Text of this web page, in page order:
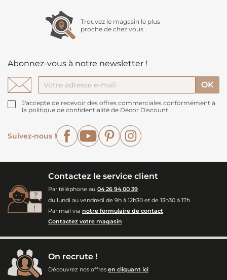
Trouvez le magasin le plus
proche de chez vous
Abonnez-vous à notre newsletter !
J'accepte de recevoir des offres commerciales conformément à
la politique de confidentialité de Décor Discount
Suivez-nous !
FacebookYouTubePinterest
Contactez le service client
Par téléphone au 04 26 94 00 39
du lundi au vendredi de 9h à 12h30 et de 13h30 à 17h
Par mail via notre formulaire de contact
Contactez votre magasin
On recrute !
Découvrez nos offres en cliquant ici